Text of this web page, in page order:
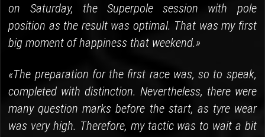
on Saturday, the Superpole session with pole
position as the result was optimal. That was my first
big moment of happiness that weekend.»
«The preparation for the first race was, so to speak,
completed with distinction. Nevertheless, there were
many question marks before the start, as tyre wear
was very high. Therefore, my tactic was to wait a bit